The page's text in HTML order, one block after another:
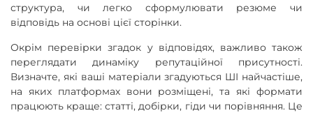
структура, чи легко сформулювати резюме чи
відповідь на основі цієї сторінки.
Окрім перевірки згадок у відповідях, важливо також
переглядати динаміку репутаційної присутності.
Визначте, які ваші матеріали згадуються ШІ найчастіше,
на яких платформах вони розміщені, та які формати
працюють краще: статті, добірки, гіди чи порівняння. Це